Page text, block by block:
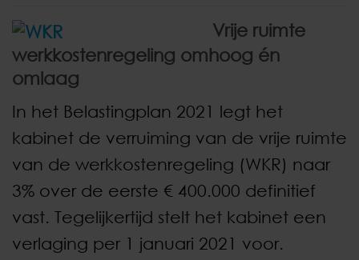
Vrije ruimte
werkkostenregeling omhoog én
omlaag
In het Belastingplan 2021 legt het
kabinet de verruiming van de vrije ruimte
van de werkkostenregeling (WKR) naar
3% over de eerste € 400.000 definitief
vast. Tegelijkertijd stelt het kabinet een
verlaging per 1 januari 2021 voor.